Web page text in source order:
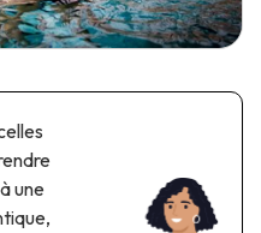
LE GUIDE
une